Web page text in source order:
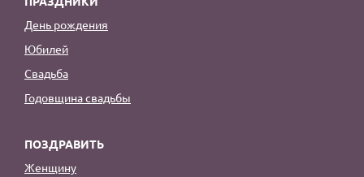
День рождения
Юбилей
Свадьба
Годовщина свадьбы
ПОЗДРАВИТЬ
Женщину